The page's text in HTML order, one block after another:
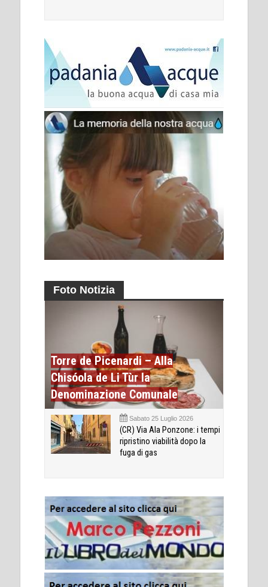
Foto Notizia
Torre de Picenardi – Alla
Chisóola de Li Tùr la
Denominazione Comunale
Sabato 25 Luglio 2026
(CR) Via Ala Ponzone: i tempi
ripristino viabilità dopo la
fuga di gas